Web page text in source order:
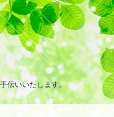
伝いいたします。